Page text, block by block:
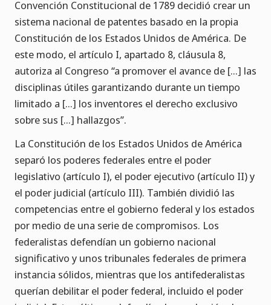
Convención Constitucional de 1789 decidió crear un
sistema nacional de patentes basado en la propia
Constitución de los Estados Unidos de América. De
este modo, el artículo I, apartado 8, cláusula 8,
autoriza al Congreso “a promover el avance de […] las
disciplinas útiles garantizando durante un tiempo
limitado a […] los inventores el derecho exclusivo
sobre sus […] hallazgos”.
La Constitución de los Estados Unidos de América
separó los poderes federales entre el poder
legislativo (artículo I), el poder ejecutivo (artículo II) y
el poder judicial (artículo III). También dividió las
competencias entre el gobierno federal y los estados
por medio de una serie de compromisos. Los
federalistas defendían un gobierno nacional
significativo y unos tribunales federales de primera
instancia sólidos, mientras que los antifederalistas
querían debilitar el poder federal, incluido el poder